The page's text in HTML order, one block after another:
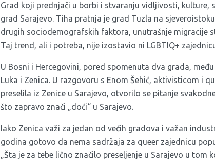
Grad koji prednjači u borbi i stvaranju vidljivosti, kulture,
grad Sarajevo. Tiha pratnja je grad Tuzla na
drugih sociodemografskih faktora, unutrašnje migracije
Taj trend, ali i potreba, nije izostavio ni LGBTIQ+
U Bosni i Hercegovini, pored spomenuta dva grada,
Luka i Zenica. U razgovoru s Enom Šehić, aktivisticom i
preselila iz Zenice u Sarajevo, otvorilo se pitanje
što zapravo znači „doći“ u Sarajevo.
Iako Zenica važi za jedan od većih gradova i važan
godina gotovo da nema sadržaja za queer zajednicu
„Šta je za tebe lično značilo preseljenje u Sarajevo u